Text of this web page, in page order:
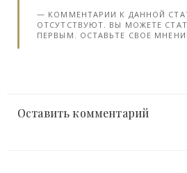
КОММЕНТАРИИ К ДАННОЙ
ОТСУТСТВУЮТ. ВЫ МОЖЕТЕ
ПЕРВЫМ. ОСТАВЬТЕ СВОЕ
Оставить комментарий